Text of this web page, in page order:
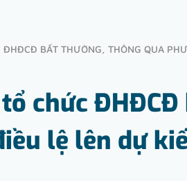
BẤT THƯỜNG, THÔNG QUA
chức
lệ lên dự